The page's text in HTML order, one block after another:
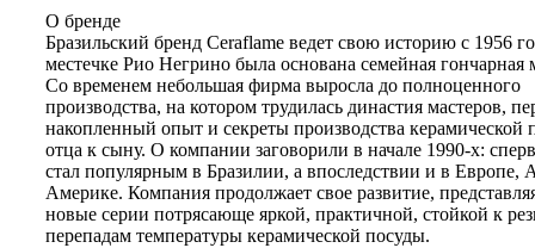
О бренде
Бразильский бренд Ceraflame ведет свою историю с 1956
местечке Рио Негрино была основана семейная гончарная
Со временем небольшая фирма выросла до полноценного
производства, на котором трудилась династия мастеров,
накопленный опыт и секреты производства керамической
отца к сыну. О компании заговорили в начале 1990-х:
стал популярным в Бразилии, а впоследствии и в Европе,
Америке. Компания продолжает свое развитие,
новые серии потрясающе яркой, практичной, стойкой к
перепадам температуры керамической посуды.